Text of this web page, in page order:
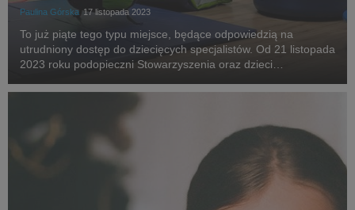
Paulina Górska 17 listopada 2023
To już piąte tego typu miejsce, będące odpowiedzią na
utrudniony dostęp do dziecięcych specjalistów. Od 21 listopada
2023 roku podopieczni Stowarzyszenia oraz dzieci
szybki i bezpośredni dostęp do diagnostyki oraz...